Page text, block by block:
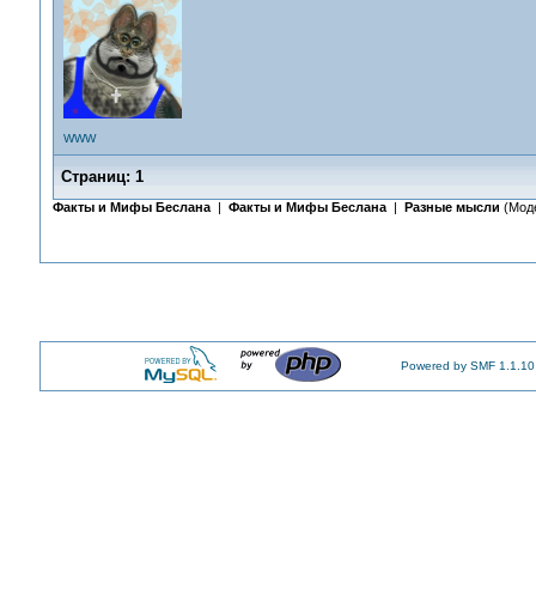
WWW
Страниц: 1
Факты и Мифы Беслана| Факты и Мифы Беслана| Разные мысли
Powered by SMF 1.1.10